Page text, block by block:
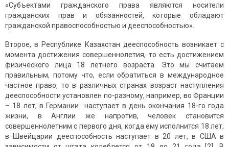
«Субъектами гражданского права являются носители
гражданских прав и обязанностей, которые обладают
гражданской правоспособностью и дееспособностью».
Второе, в Республике Казахстан дееспособность возникает с
момента достижения совершеннолетия, то есть достижением
физического лица 18 летнего возраста. Это мы считаем
правильным, потому что, если обратиться в международное
частное право, то в различных странах возраст наступления
дееспособности установлен по-разному, например, во Франции
– 18 лет, в Германии наступает в день окончания 18-го года
жизни, в Англии же напротив, человек становится
совершеннолетним с первого дня, когда ему исполнится 18 лет,
в Швейцарии дееспособность наступает в 20 лет, в США в